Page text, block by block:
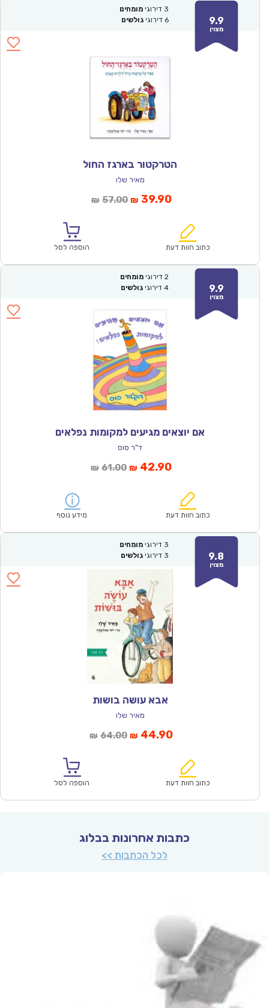
9.9
מצוין
3 דירוגי מומחים
6 דירוגי גולשים
הטרקטור בארגז החול
מאיר שלו
₪ 57.00המחיר
₪57.00.
₪ 39.90המחיר
הוא:
כתוב חוות דעת הוספה לסל
9.9
מצוין
2 דירוגי מומחים
4 דירוגי גולשים
אם יוצאים מגיעים למקומות נפלאים
ד"ר סוס
₪ 61.00המחיר
₪61.00.
₪ 42.90המחיר
הוא:
כתוב חוות דעת מידע נוסף
9.8
מצוין
3 דירוגי מומחים
3 דירוגי גולשים
אבא עושה בושות
מאיר שלו
₪ 64.00המחיר
₪64.00.
₪ 44.90המחיר
הוא:
כתוב חוות דעת הוספה לסל
כתבות אחרונות בבלוג
לכל הכתבות >>